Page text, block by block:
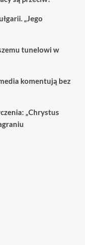
„Jego
tunelowi w
komentują bez
„Chrystus